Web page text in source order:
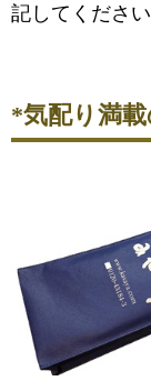
記してください
*気配り満